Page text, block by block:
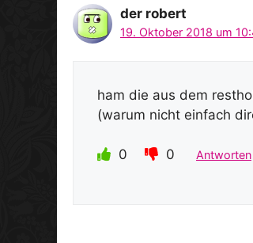
der robert
19. Oktober 2018 um
ham die aus dem
(warum nicht einfach
0 0 Antworten